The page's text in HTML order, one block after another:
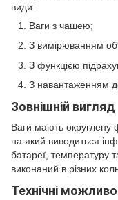
види:
Ваги з чашею;
З вимірюванням
З функцією
З навантаженням
Зовнішній вигляд
Ваги мають округлену
на який виводиться
батареї, температуру
виконаний в різних
Технічні